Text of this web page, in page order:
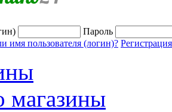
Пароль
имя пользователя (логин)? Регистрация
магазины